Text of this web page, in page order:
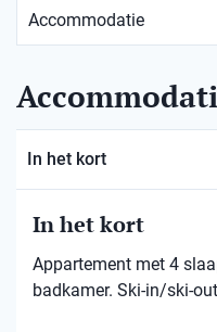
In het kort
In het kort
Appartement met 4
badkamer. Ski-in/ski-